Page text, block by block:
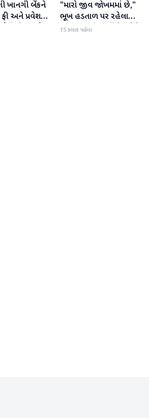
ખાનગી બેંકને
અને પ્રવેશ
વિશે જાણો
રાષ્ટ્રીય
"મારો જીવ જોખમમાં છે,"
ભૂખ હડતાળ પર રહેલા
ઝારખંડના વિદ્યાર્થી નેતા દેવેન્દ્ર
15 કલાક પહેલા